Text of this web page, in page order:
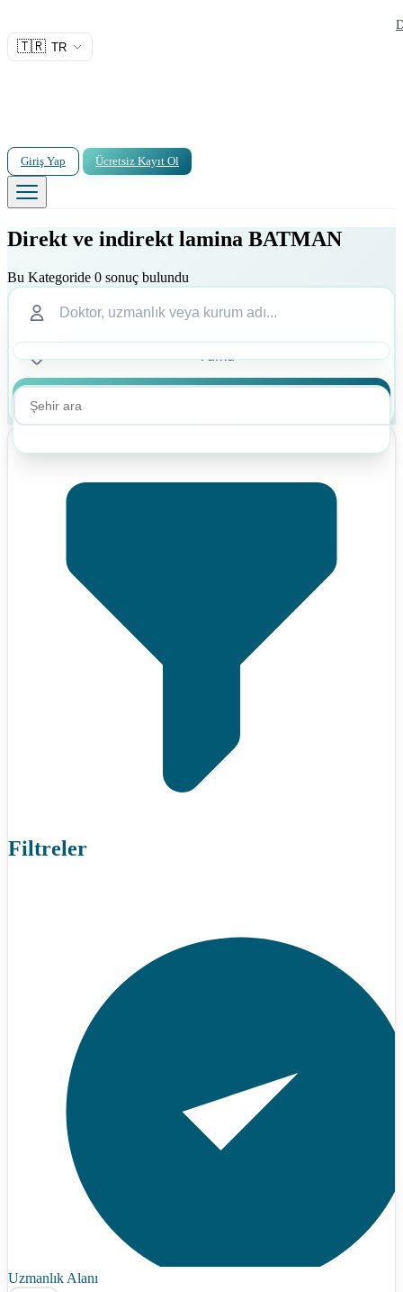
🇹🇷 TR
Giriş Yap Ücretsiz Kayıt Ol
Direkt ve indirekt lamina BATMAN
Bu Kategoride 0 sonuç bulundu
Filtreler
Uzmanlık Alanı